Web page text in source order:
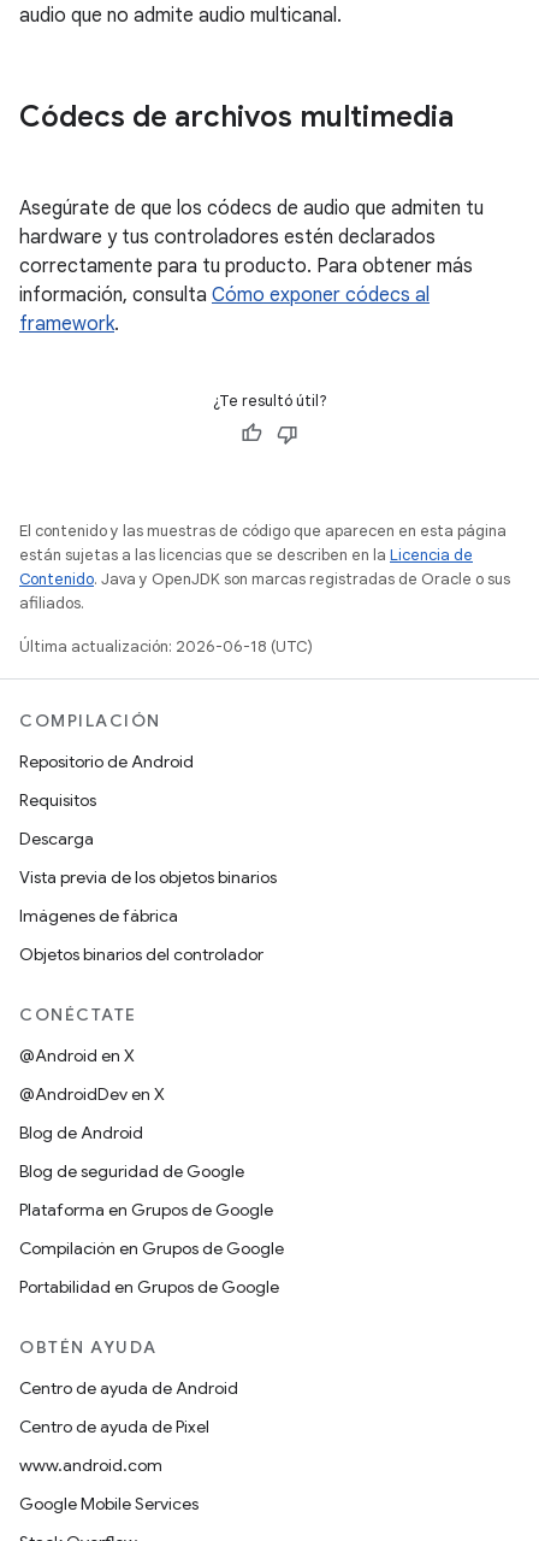
audio que no admite audio multicanal.
Códecs de archivos multimedia
Asegúrate de que los códecs de audio que admiten tu
hardware y tus controladores estén declarados
correctamente para tu producto. Para obtener más
información, consulta Cómo exponer códecs al
framework.
¿Te resultó útil?
El contenido y las muestras de código que aparecen en esta página
están sujetas a las licencias que se describen en la Licencia de
Contenido. Java y OpenJDK son marcas registradas de Oracle o sus
afiliados.
Última actualización: 2026-06-18 (UTC)
COMPILACIÓN
Repositorio de Android
Requisitos
Descarga
Vista previa de los objetos binarios
Imágenes de fábrica
Objetos binarios del controlador
CONÉCTATE
@Android en X
@AndroidDev en X
Blog de Android
Blog de seguridad de Google
Plataforma en Grupos de Google
Compilación en Grupos de Google
Portabilidad en Grupos de Google
OBTÉN AYUDA
Centro de ayuda de Android
Centro de ayuda de Pixel
www.android.com
Google Mobile Services